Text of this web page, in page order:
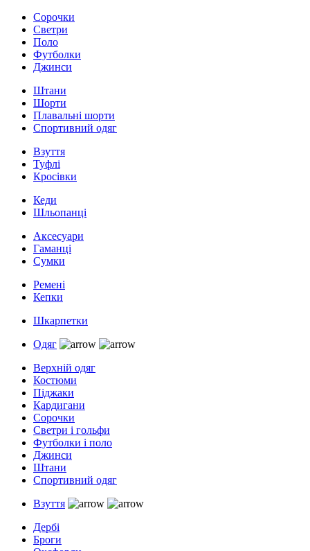
Сорочки
Светри
Поло
Футболки
Джинси
Штани
Шорти
Плавальні шорти
Спортивний одяг
Взуття
Туфлі
Кросівки
Кеди
Шльопанці
Аксесуари
Гаманці
Сумки
Ремені
Кепки
Шкарпетки
Одяг
Верхній одяг
Костюми
Піджаки
Кардигани
Сорочки
Светри і гольфи
Футболки і поло
Джинси
Штани
Спортивний одяг
Взуття
Дербі
Броги